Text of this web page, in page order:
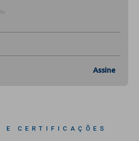
Assine
E CERTIFICAÇÕES